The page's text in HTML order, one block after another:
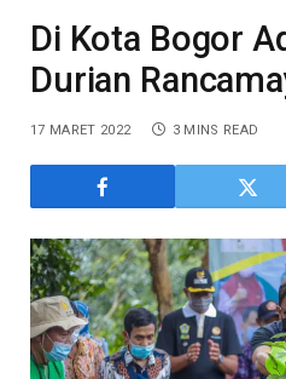
Di Kota Bogor
Durian
17 MARET 2022 3 MINS READ